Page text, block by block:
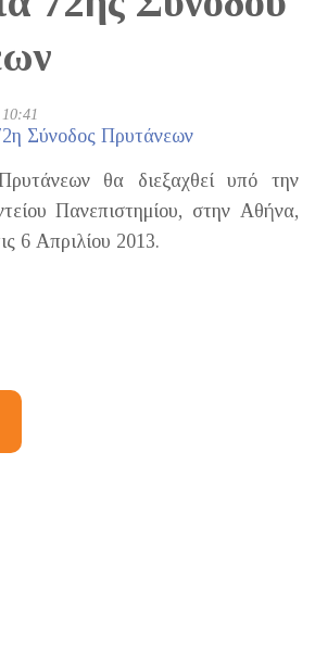
Σύνοδος Πρυτάνεων
θα διεξαχθεί υπό την
Πανεπιστημίου, στην Αθήνα,
6 Απριλίου 2013.